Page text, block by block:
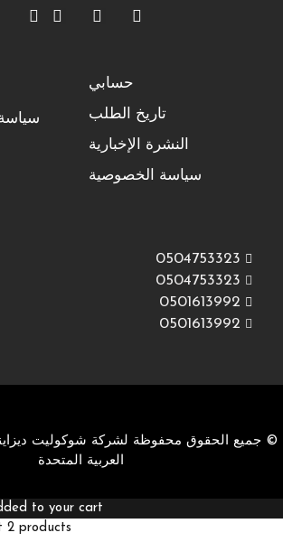
حسابي
تاريخ الطلب
النشرة الإخبارية
سياسة الخصوصية
سياسة
0504753323
0504753323
0501613992
0501613992
© جميع الحقوق محفوظة لشركة شوكوليت
العربية المتحدة
to your cart
2 products